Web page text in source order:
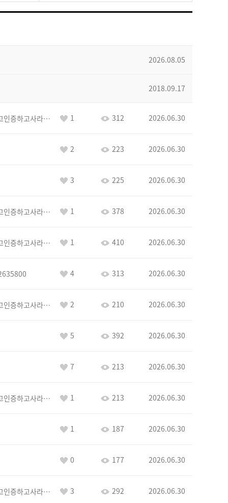
2026.08.05
2018.09.17
이커야삭제하고인증하고사라지거라 1 312 2026.06.30
2 223 2026.06.30
3 225 2026.06.30
이커야삭제하고인증하고사라지거라 1 378 2026.06.30
이커야삭제하고인증하고사라지거라 1 410 2026.06.30
4 313 2026.06.30
이커야삭제하고인증하고사라지거라 2 210 2026.06.30
5 392 2026.06.30
7 213 2026.06.30
이커야삭제하고인증하고사라지거라 1 213 2026.06.30
1 187 2026.06.30
0 177 2026.06.30
이커야삭제하고인증하고사라지거라 3 292 2026.06.30